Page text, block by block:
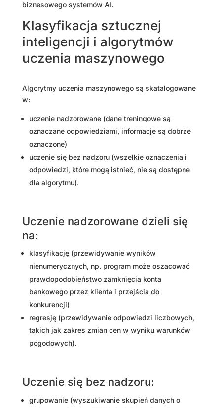
biznesowego systemów AI.
Klasyfikacja sztucznej
inteligencji i algorytmów
uczenia maszynowego
Algorytmy uczenia maszynowego są skatalogowane
w:
uczenie nadzorowane (dane treningowe są
oznaczane odpowiedziami, informacje są dobrze
oznaczone)
uczenie się bez nadzoru (wszelkie oznaczenia i
odpowiedzi, które mogą istnieć, nie są dostępne
dla algorytmu).
Uczenie nadzorowane dzieli się
na:
klasyfikację (przewidywanie wyników
nienumerycznych, np. program może oszacować
prawdopodobieństwo zamknięcia konta
bankowego przez klienta i przejścia do
konkurencji)
regresję (przewidywanie odpowiedzi liczbowych,
takich jak zakres zmian cen w wyniku warunków
pogodowych).
Uczenie się bez nadzoru:
grupowanie (wyszukiwanie skupień danych o